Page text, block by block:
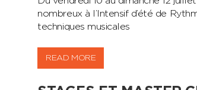
nombreux à l’Intensif d’été de
techniques musicales
READ MORE